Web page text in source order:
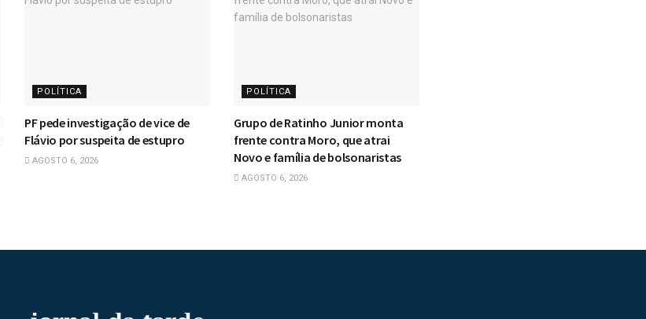
POLÍTICA
PF pede investigação de vice de
Flávio por suspeita de estupro
AGOSTO 6, 2026
POLÍTICA
Grupo de Ratinho Junior monta
frente contra Moro, que atrai
Novo e família de bolsonaristas
AGOSTO 6, 2026